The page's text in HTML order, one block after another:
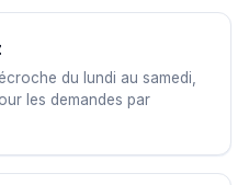
du lundi au samedi,
les demandes par